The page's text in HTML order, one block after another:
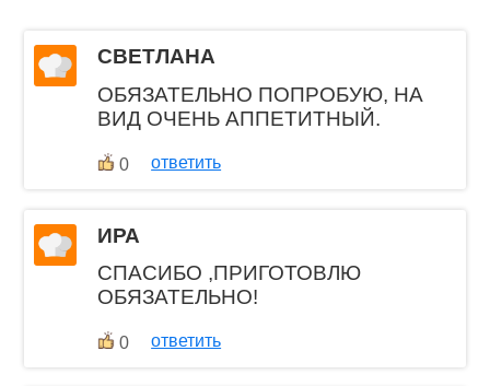
СВЕТЛАНА
ОБЯЗАТЕЛЬНО ПОПРОБУЮ, НА
ВИД ОЧЕНЬ АППЕТИТНЫЙ.
0 ответить
ИРА
СПАСИБО ,ПРИГОТОВЛЮ
ОБЯЗАТЕЛЬНО!
0 ответить